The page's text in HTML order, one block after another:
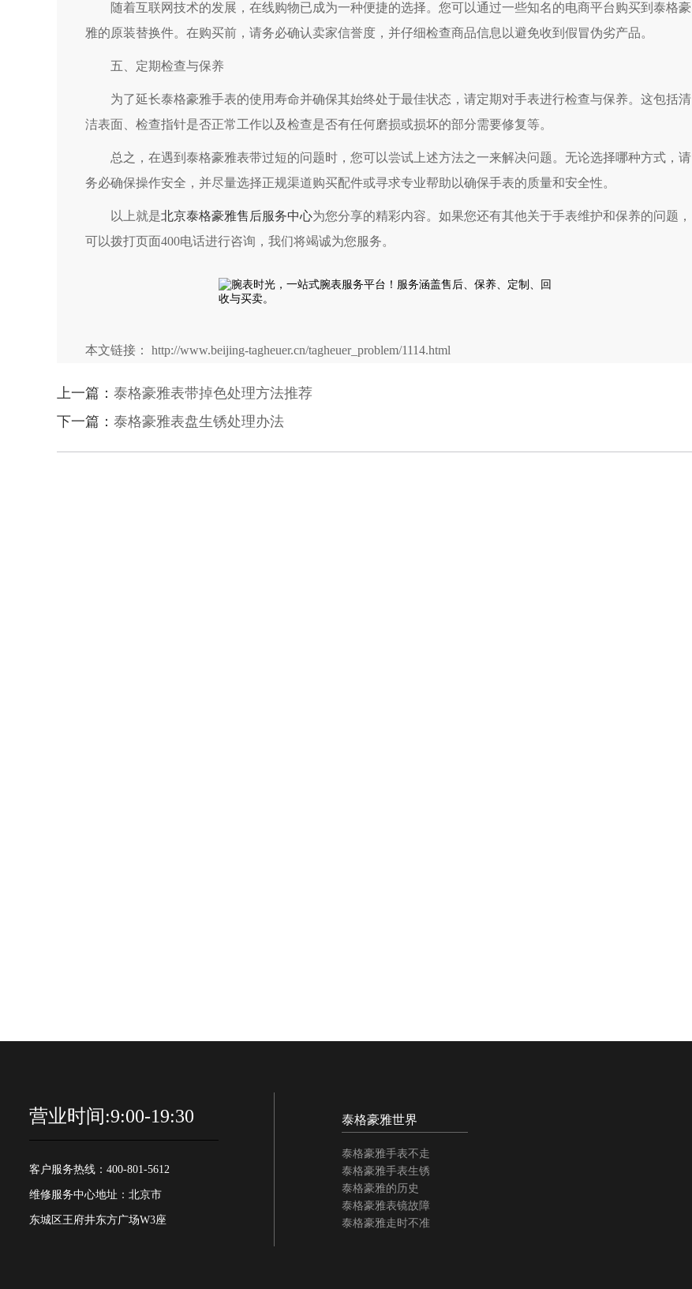
随着互联网技术的发展，在线购物已成为一种便捷的选择。您可以通过一些知名的电商平台购买到泰格豪
雅的原装替换件。在购买前，请务必确认卖家信誉度，并仔细检查商品信息以避免收到假冒伪劣产品。
五、定期检查与保养
为了延长泰格豪雅手表的使用寿命并确保其始终处于最佳状态，请定期对手表进行检查与保养。这包括清
洁表面、检查指针是否正常工作以及检查是否有任何磨损或损坏的部分需要修复等。
总之，在遇到泰格豪雅表带过短的问题时，您可以尝试上述方法之一来解决问题。无论选择哪种方式，请
务必确保操作安全，并尽量选择正规渠道购买配件或寻求专业帮助以确保手表的质量和安全性。
以上就是北京泰格豪雅售后服务中心为您分享的精彩内容。如果您还有其他关于手表维护和保养的问题，
可以拨打页面400电话进行咨询，我们将竭诚为您服务。
本文链接： http://www.beijing-tagheuer.cn/tagheuer_problem/1114.html
上一篇： 泰格豪雅表带掉色处理方法推荐
下一篇： 泰格豪雅表盘生锈处理办法
营业时间:9:00-19:30
客户服务热线：400-801-5612
维修服务中心地址：北京市
东城区王府井东方广场W3座
泰格豪雅世界
泰格豪雅手表不走
泰格豪雅手表生锈
泰格豪雅的历史
泰格豪雅表镜故障
泰格豪雅走时不准